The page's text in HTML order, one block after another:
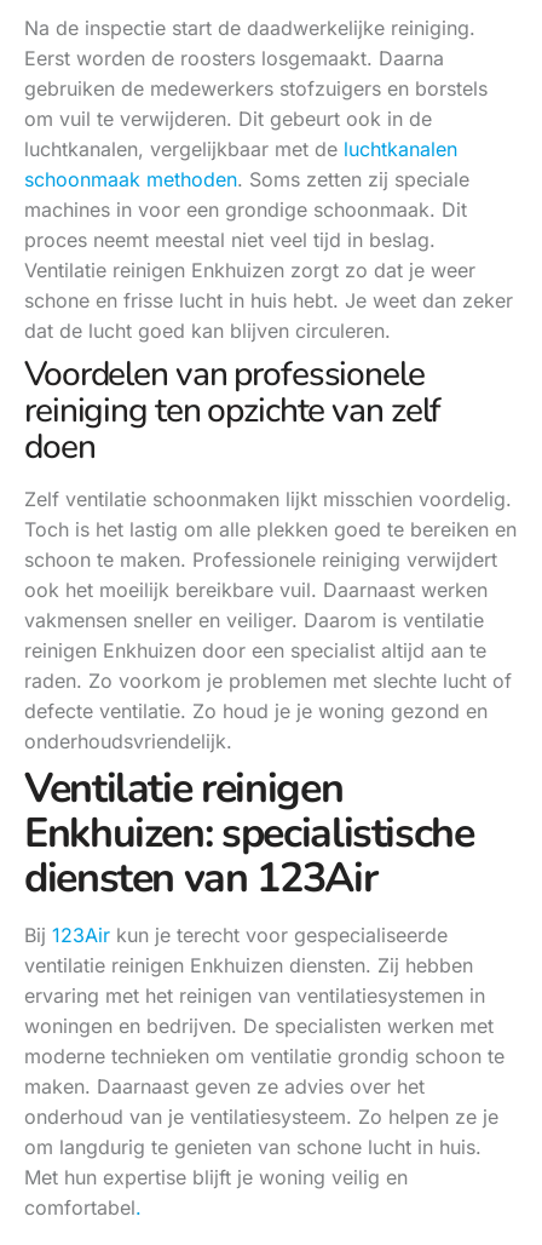
Na de inspectie start de daadwerkelijke reiniging.
Eerst worden de roosters losgemaakt. Daarna
gebruiken de medewerkers stofzuigers en borstels
om vuil te verwijderen. Dit gebeurt ook in de
luchtkanalen, vergelijkbaar met de luchtkanalen
schoonmaak methoden. Soms zetten zij speciale
machines in voor een grondige schoonmaak. Dit
proces neemt meestal niet veel tijd in beslag.
Ventilatie reinigen Enkhuizen zorgt zo dat je weer
schone en frisse lucht in huis hebt. Je weet dan zeker
dat de lucht goed kan blijven circuleren.
Voordelen van professionele
reiniging ten opzichte van zelf
doen
Zelf ventilatie schoonmaken lijkt misschien voordelig.
Toch is het lastig om alle plekken goed te bereiken en
schoon te maken. Professionele reiniging verwijdert
ook het moeilijk bereikbare vuil. Daarnaast werken
vakmensen sneller en veiliger. Daarom is ventilatie
reinigen Enkhuizen door een specialist altijd aan te
raden. Zo voorkom je problemen met slechte lucht of
defecte ventilatie. Zo houd je je woning gezond en
onderhoudsvriendelijk.
Ventilatie reinigen
Enkhuizen: specialistische
diensten van 123Air
Bij 123Air kun je terecht voor gespecialiseerde
ventilatie reinigen Enkhuizen diensten. Zij hebben
ervaring met het reinigen van ventilatiesystemen in
woningen en bedrijven. De specialisten werken met
moderne technieken om ventilatie grondig schoon te
maken. Daarnaast geven ze advies over het
onderhoud van je ventilatiesysteem. Zo helpen ze je
om langdurig te genieten van schone lucht in huis.
Met hun expertise blijft je woning veilig en
comfortabel.